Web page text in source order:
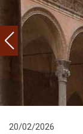
20/02/2026